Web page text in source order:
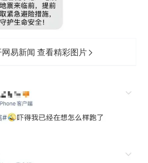
易新闻 查看精彩图片